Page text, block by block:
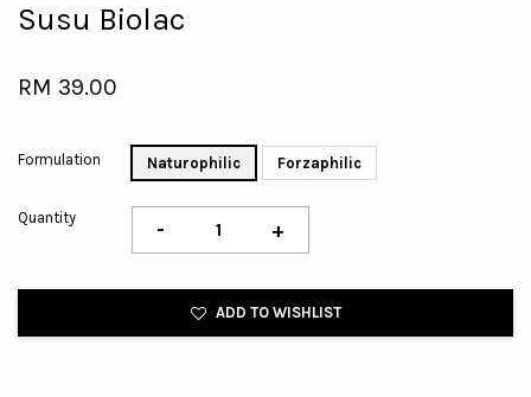
Susu Biolac
RM 39.00
Formulation Naturophilic Forzaphilic
Quantity - +
ADD TO WISHLIST